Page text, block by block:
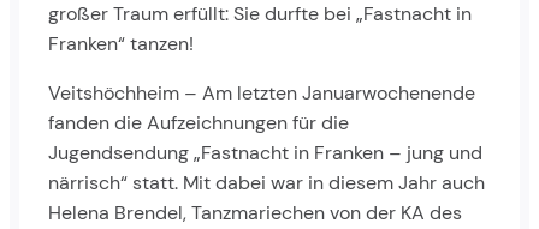
großer Traum erfüllt: Sie durfte bei „Fastnacht in
Franken“ tanzen!
Veitshöchheim – Am letzten Januarwochenende
fanden die Aufzeichnungen für die
Jugendsendung „Fastnacht in Franken – jung und
närrisch“ statt. Mit dabei war in diesem Jahr auch
Helena Brendel, Tanzmariechen von der KA des